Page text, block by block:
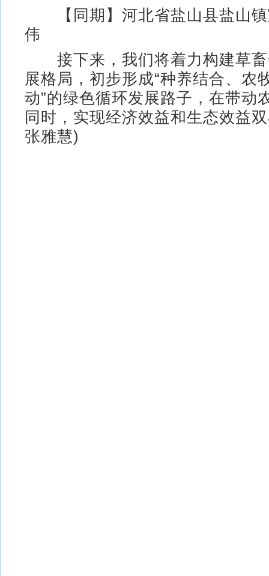
【同期】河北省盐山县盐山镇
伟
接下来，我们将着力构建草畜
展格局，初步形成“种养结合、农
动”的绿色循环发展路子，在带动
同时，实现经济效益和生态效益
张雅慧)